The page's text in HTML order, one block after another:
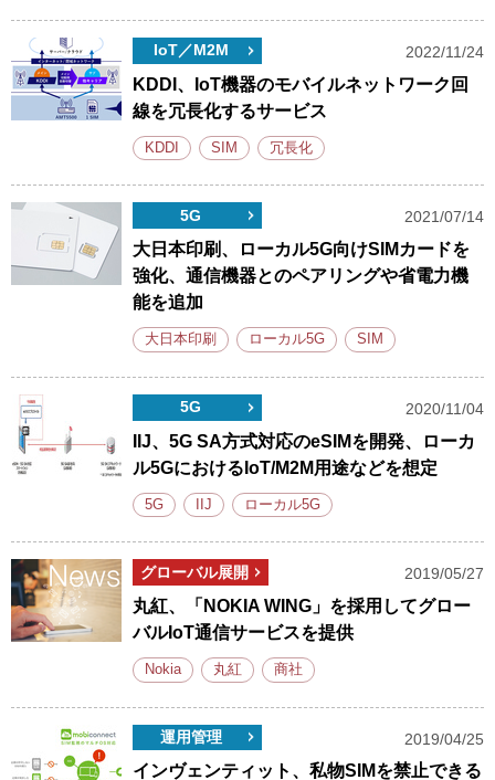
IoT／M2M 2022/11/24
KDDI、IoT機器のモバイルネットワーク回
線を冗長化するサービス
KDDI SIM 冗長化
5G 2021/07/14
大日本印刷、ローカル5G向けSIMカードを
強化、通信機器とのペアリングや省電力機
能を追加
大日本印刷 ローカル5G SIM
5G 2020/11/04
IIJ、5G SA方式対応のeSIMを開発、ローカ
ル5GにおけるIoT/M2M用途などを想定
5G IIJ ローカル5G
グローバル展開 2019/05/27
丸紅、「NOKIA WING」を採用してグロー
バルIoT通信サービスを提供
Nokia 丸紅 商社
運用管理 2019/04/25
インヴェンティット、私物SIMを禁止できる